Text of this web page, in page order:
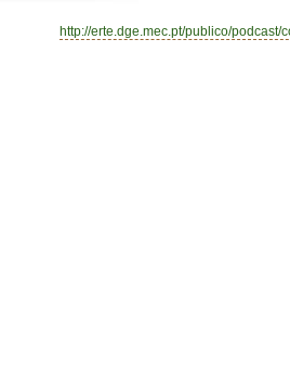
http://erte.dge.mec.pt/publico/podcast/